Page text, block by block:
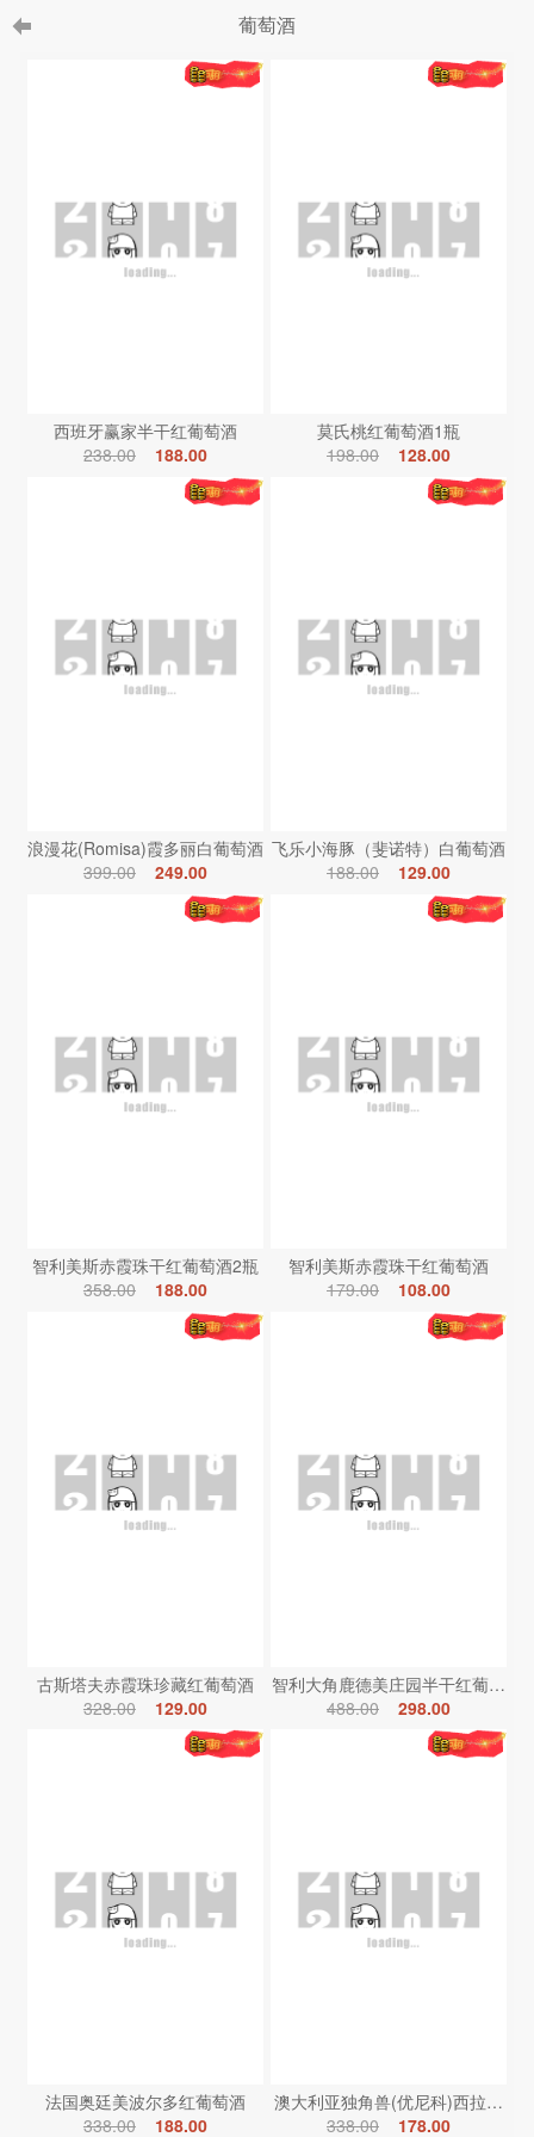
葡萄酒
西班牙赢家半干红葡萄酒
238.00
188.00
莫氏桃红葡萄酒1瓶
198.00
128.00
浪漫花(Romisa)霞多丽白葡萄酒
399.00
249.00
飞乐小海豚（斐诺特）白葡萄酒
188.00
129.00
智利美斯赤霞珠干红葡萄酒2瓶
358.00
188.00
智利美斯赤霞珠干红葡萄酒
179.00
108.00
古斯塔夫赤霞珠珍藏红葡萄酒
328.00
129.00
智利大角鹿德美庄园半干红葡萄酒
488.00
298.00
法国奥廷美波尔多红葡萄酒
338.00
188.00
澳大利亚独角兽(优尼科)西拉红葡
338.00
178.00